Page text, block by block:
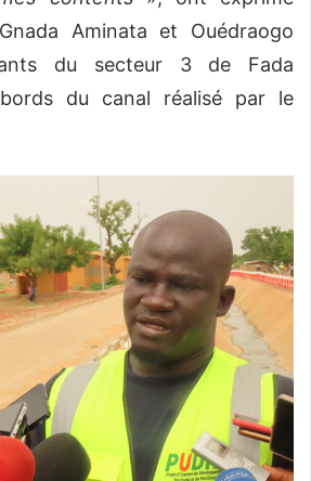
Aminata et Ouédraogo
du secteur 3 de Fada
du canal réalisé par le